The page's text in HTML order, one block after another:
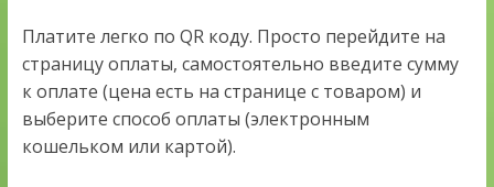
Платите легко по QR коду. Просто перейдите на
страницу оплаты, самостоятельно введите сумму
к оплате (цена есть на странице с товаром) и
выберите способ оплаты (электронным
кошельком или картой).